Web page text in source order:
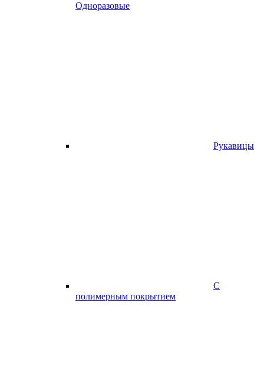
Одноразовые
Рукавицы
С
полимерным покрытием